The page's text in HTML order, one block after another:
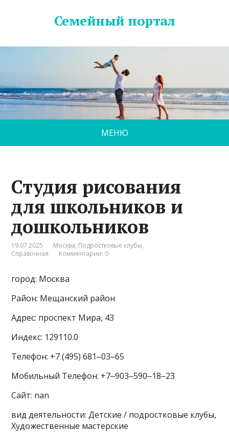
Семейный портал
МЕНЮ
Студия рисования
для школьников и
дошкольников
19.07.2025 Москва, Подростковые клубы,
Справочная
Комментарии: 0
город: Москва
Район: Мещанский район
Адрес: проспект Мира, 43
Индекс: 129110.0
Телефон: +7 (495) 681‒03‒65
Мобильный Телефон: +7‒903‒590‒18‒23
Сайт: nan
вид деятельности: Детские / подростковые клубы,
Художественные мастерские